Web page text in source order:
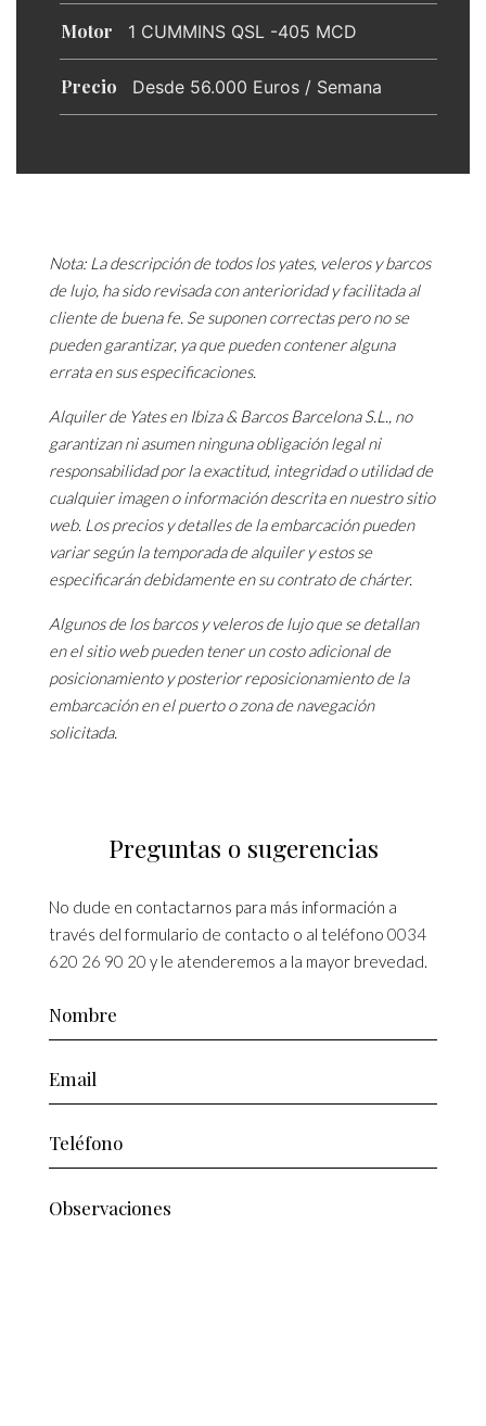
Motor 1 CUMMINS QSL -405 MCD
Precio Desde 56.000 Euros / Semana
Nota: La descripción de todos los yates, veleros y barcos
de lujo, ha sido revisada con anterioridad y facilitada al
cliente de buena fe. Se suponen correctas pero no se
pueden garantizar, ya que pueden contener alguna
errata en sus especificaciones.
Alquiler de Yates en Ibiza & Barcos Barcelona S.L., no
garantizan ni asumen ninguna obligación legal ni
responsabilidad por la exactitud, integridad o utilidad de
cualquier imagen o información descrita en nuestro sitio
web. Los precios y detalles de la embarcación pueden
variar según la temporada de alquiler y estos se
especificarán debidamente en su contrato de chárter.
Algunos de los barcos y veleros de lujo que se detallan
en el sitio web pueden tener un costo adicional de
posicionamiento y posterior reposicionamiento de la
embarcación en el puerto o zona de navegación
solicitada.
Preguntas o sugerencias
No dude en contactarnos para más información a
través del formulario de contacto o al teléfono 0034
620 26 90 20 y le atenderemos a la mayor brevedad.